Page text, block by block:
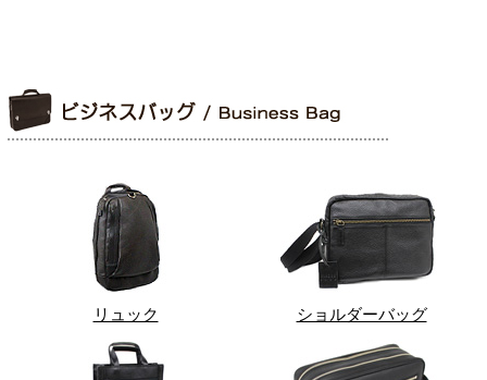
リュック ショルダーバッグ